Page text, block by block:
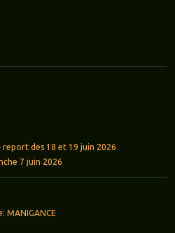
report des 18 et 19 juin 2026
7 juin 2026
MANIGANCE